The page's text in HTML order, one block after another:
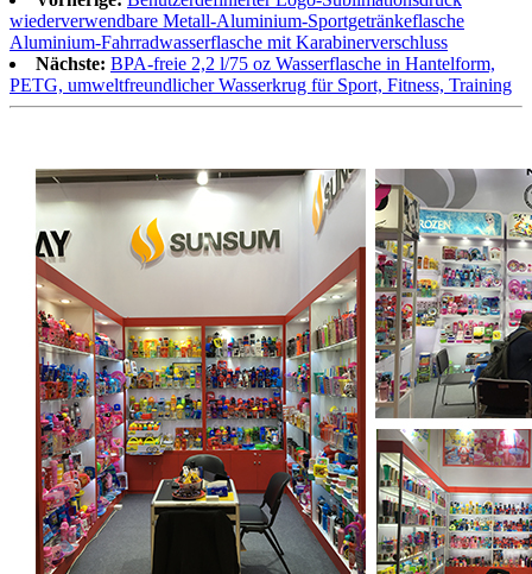
wiederverwendbare Metall-Aluminium-Sportgetränkeflasche
Aluminium-Fahrradwasserflasche mit Karabinerverschluss
Nächste: BPA-freie 2,2 l/75 oz Wasserflasche in Hantelform,
PETG, umweltfreundlicher Wasserkrug für Sport, Fitness, Training